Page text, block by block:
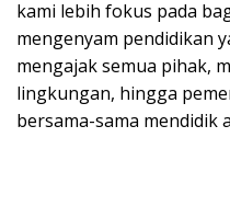
kami lebih fokus pada
mengenyam pendidikan
mengajak semua pihak,
lingkungan, hingga
bersama-sama mendidik